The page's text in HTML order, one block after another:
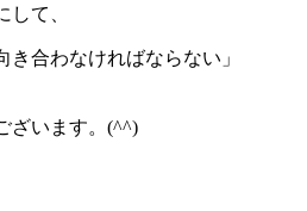
して、
き合わなければならない」
ざいます。(^^)